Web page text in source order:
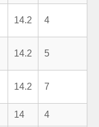
14.2 4
14.2 5
14.2 7
14 4